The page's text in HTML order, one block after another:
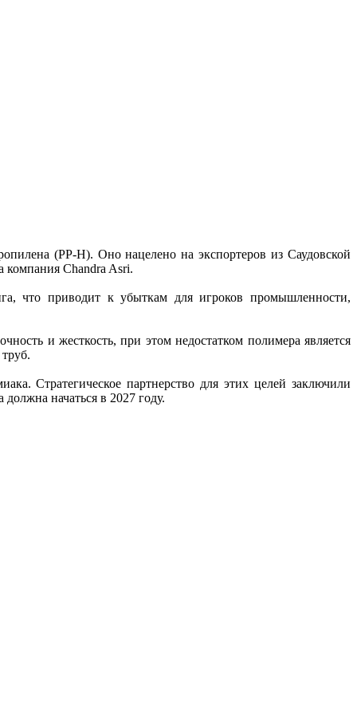
(PP-H). Оно нацелено на экспортеров из Саудовской
Chandra Asri.
что приводит к убыткам для игроков промышленности,
и жесткость, при этом недостатком полимера является
Стратегическое партнерство для этих целей заключили
начаться в 2027 году.